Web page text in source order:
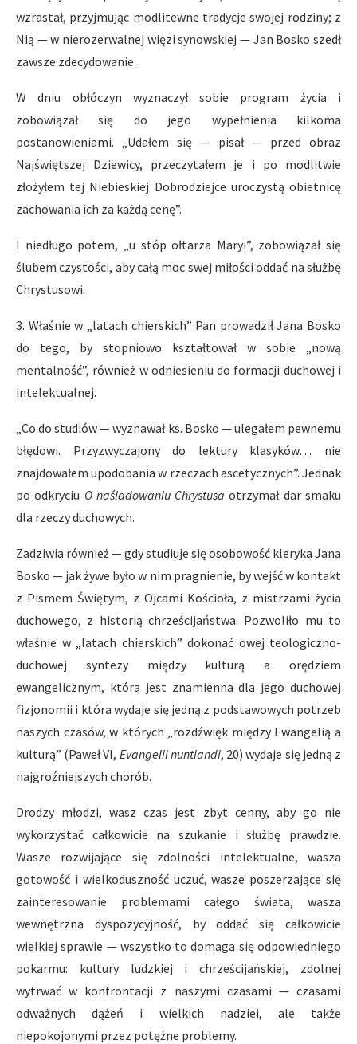
wzrastał, przyjmując modlitewne tradycje swojej rodziny; z
Nią — w nierozerwalnej więzi synowskiej — Jan Bosko szedł
zawsze zdecydowanie.
W dniu obłóczyn wyznaczył sobie program życia i
zobowiązał się do jego wypełnienia kilkoma
postanowieniami. „Udałem się — pisał — przed obraz
Najświętszej Dziewicy, przeczytałem je i po modlitwie
złożyłem tej Niebieskiej Dobrodziejce uroczystą obietnicę
zachowania ich za każdą cenę”.
I niedługo potem, „u stóp ołtarza Maryi”, zobowiązał się
ślubem czystości, aby całą moc swej miłości oddać na służbę
Chrystusowi.
3. Właśnie w „latach chierskich” Pan prowadził Jana Bosko
do tego, by stopniowo kształtował w sobie „nową
mentalność”, również w odniesieniu do formacji duchowej i
intelektualnej.
„Co do studiów — wyznawał ks. Bosko — ulegałem pewnemu
błędowi. Przyzwyczajony do lektury klasyków… nie
znajdowałem upodobania w rzeczach ascetycznych”. Jednak
po odkryciu O naśladowaniu Chrystusa otrzymał dar smaku
dla rzeczy duchowych.
Zadziwia również — gdy studiuje się osobowość kleryka Jana
Bosko — jak żywe było w nim pragnienie, by wejść w kontakt
z Pismem Świętym, z Ojcami Kościoła, z mistrzami życia
duchowego, z historią chrześcijaństwa. Pozwoliło mu to
właśnie w „latach chierskich” dokonać owej teologiczno-
duchowej syntezy między kulturą a orędziem
ewangelicznym, która jest znamienna dla jego duchowej
fizjonomii i która wydaje się jedną z podstawowych potrzeb
naszych czasów, w których „rozdźwięk między Ewangelią a
kulturą” (Paweł VI, Evangelii nuntiandi, 20) wydaje się jedną z
najgroźniejszych chorób.
Drodzy młodzi, wasz czas jest zbyt cenny, aby go nie
wykorzystać całkowicie na szukanie i służbę prawdzie.
Wasze rozwijające się zdolności intelektualne, wasza
gotowość i wielkoduszność uczuć, wasze poszerzające się
zainteresowanie problemami całego świata, wasza
wewnętrzna dyspozycyjność, by oddać się całkowicie
wielkiej sprawie — wszystko to domaga się odpowiedniego
pokarmu: kultury ludzkiej i chrześcijańskiej, zdolnej
wytrwać w konfrontacji z naszymi czasami — czasami
odważnych dążeń i wielkich nadziei, ale także
niepokojonymi przez potężne problemy.